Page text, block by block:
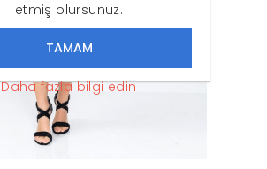
etmiş olursunuz.
Daha fazla bilgi edin